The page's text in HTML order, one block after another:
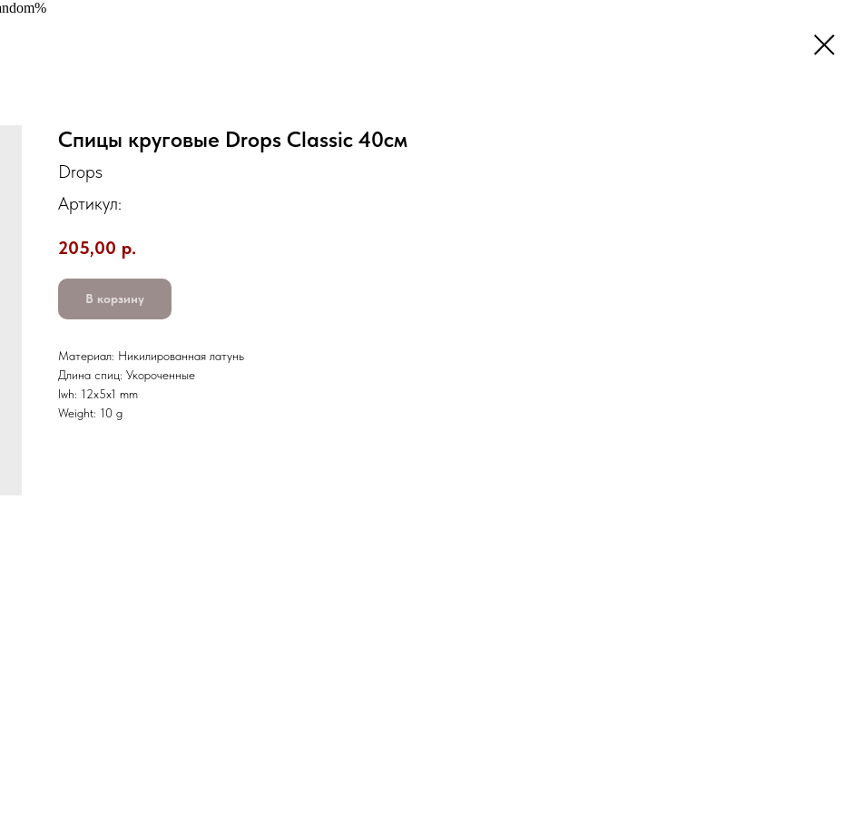
Спицы круговые Drops Classic 40см
Drops
Артикул:
205,00 р.
В корзину
Материал: Никилированная латунь
Длина спиц: Укороченные
lwh: 12x5x1 mm
Weight: 10 g